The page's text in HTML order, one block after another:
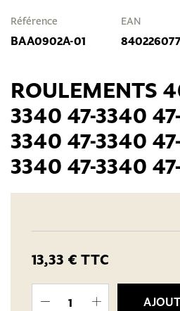
Référence
BAA0902A-01
EAN
ROULEMENTS
3340 47-3340
3340 47-3340
3340 47-3340
13,33 € TTC